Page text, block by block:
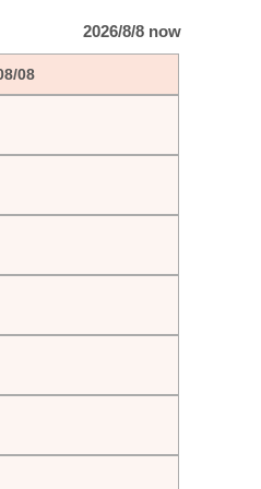
2026/8/8 now
08